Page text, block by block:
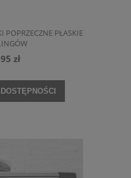
POPRZECZNE PŁASKIE
zł